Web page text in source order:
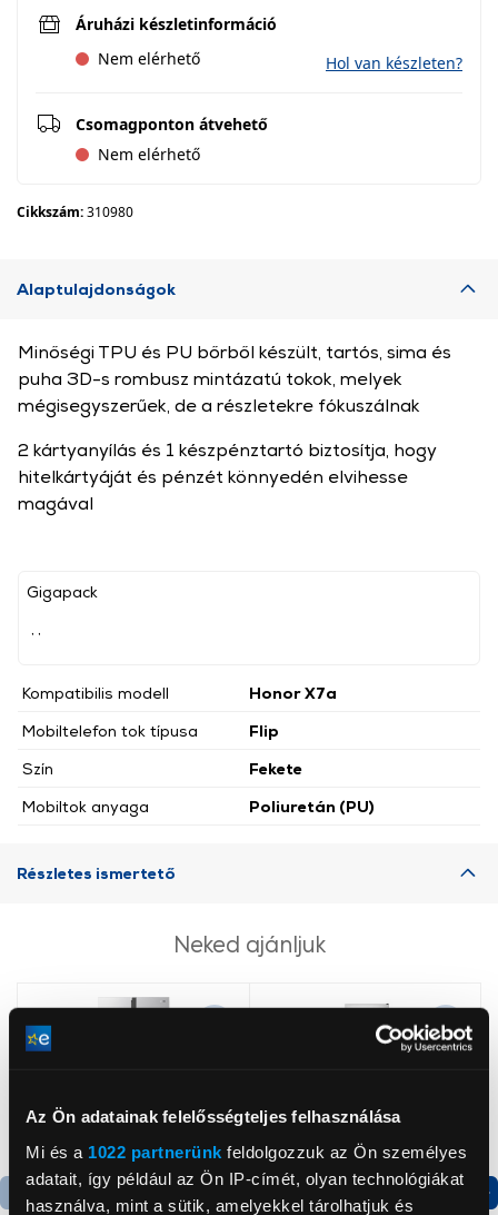
Az Ön adatainak felelősségteljes felhasználása
Mi és a 1022 partnerünk feldolgozzuk az Ön személyes
adatait, így például az Ön IP-címét, olyan technológiákat
használva, mint a sütik, amelyekkel tárolhatjuk és
Áruházi készletinformáció
Nem elérhető
Hol van készleten?
Csomagponton átvehető
Nem elérhető
Cikkszám:310980
Alaptulajdonságok
Gigapack
Kompatibilis modell
Honor X7a
Mobiltelefon tok típusa
Flip
Szín
Fekete
Mobiltok anyaga
Poliuretán (PU)
Minőségi TPU és PU bőrből készült, tartós, sima és
puha 3D-s rombusz mintázatú tokok, melyek
mégisegyszerűek, de a részletekre fókuszálnak
2 kártyanyílás és 1 készpénztartó biztosítja, hogy
hitelkártyáját és pénzét könnyedén elvihesse
magával
Részletes ismertető
Neked ajánljuk